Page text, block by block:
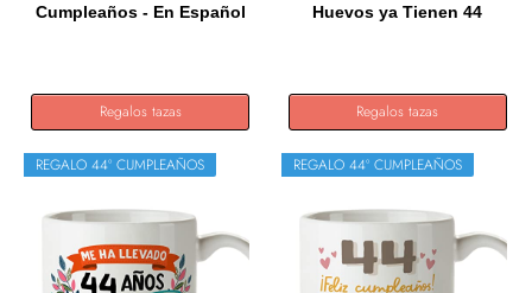
Cumpleaños - En Español
Regalos tazas
Huevos ya Tienen 44
Regalos tazas
REGALO 44º CUMPLEAÑOS REGALO 44º CUMPLEAÑOS